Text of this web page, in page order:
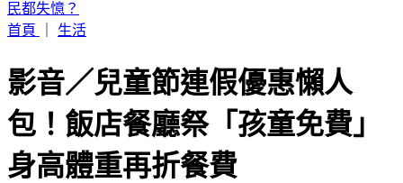
首頁｜ 生活
影音／兒童節連假優惠懶人
包！飯店餐廳祭「孩童免費」
身高體重再折餐費